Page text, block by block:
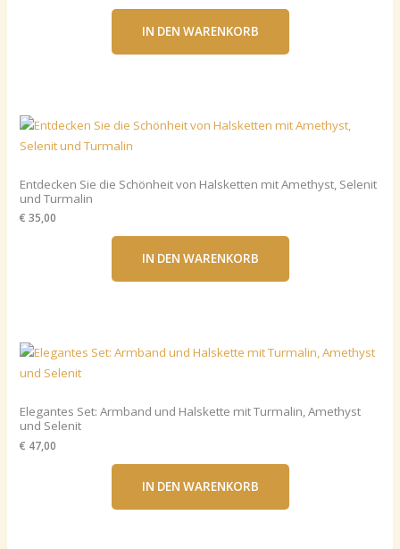
IN DEN WARENKORB
Entdecken Sie die Schönheit von Halsketten mit Amethyst, Selenit
und Turmalin
€ 35,00
IN DEN WARENKORB
Elegantes Set: Armband und Halskette mit Turmalin, Amethyst
und Selenit
€ 47,00
IN DEN WARENKORB